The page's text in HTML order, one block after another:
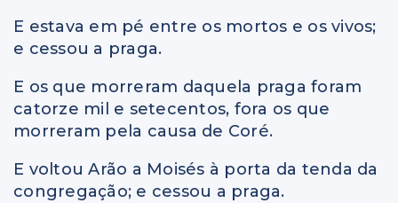
E estava em pé entre os mortos e os vivos;
e cessou a praga.
E os que morreram daquela praga foram
catorze mil e setecentos, fora os que
morreram pela causa de Coré.
E voltou Arão a Moisés à porta da tenda da
congregação; e cessou a praga.